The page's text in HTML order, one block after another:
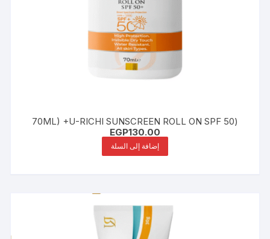
(70ML) +U-RICHI SUNSCREEN ROLL ON SPF 50
EGP130.00
إضافة إلى السلة